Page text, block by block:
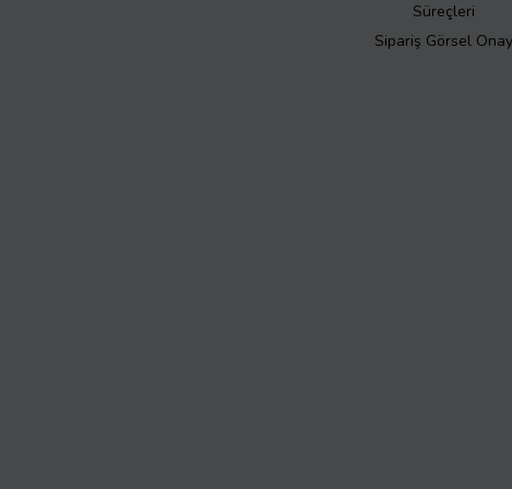
Süreçleri
Sipariş Görsel Onay